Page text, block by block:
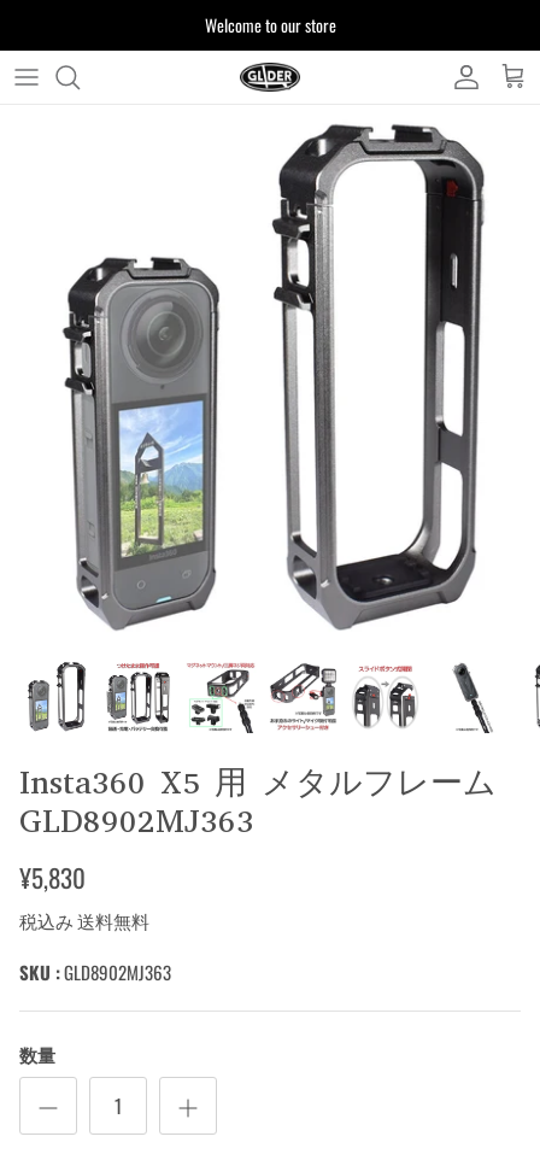
ッ
Welcome to our store
よくある質問
お客様からいただいたご質問をまとめており
注文について 製品について
Insta360 X5 用 メタルフレーム
GLD8902MJ363
¥5,830
税込み 送料無料
SKU :GLD8902MJ363
数量